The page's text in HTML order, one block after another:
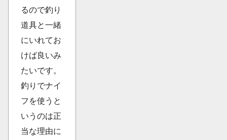
るので釣り
道具と一緒
にいれてお
けば良いみ
たいです。
釣りでナイ
フを使うと
いうのは正
当な理由に